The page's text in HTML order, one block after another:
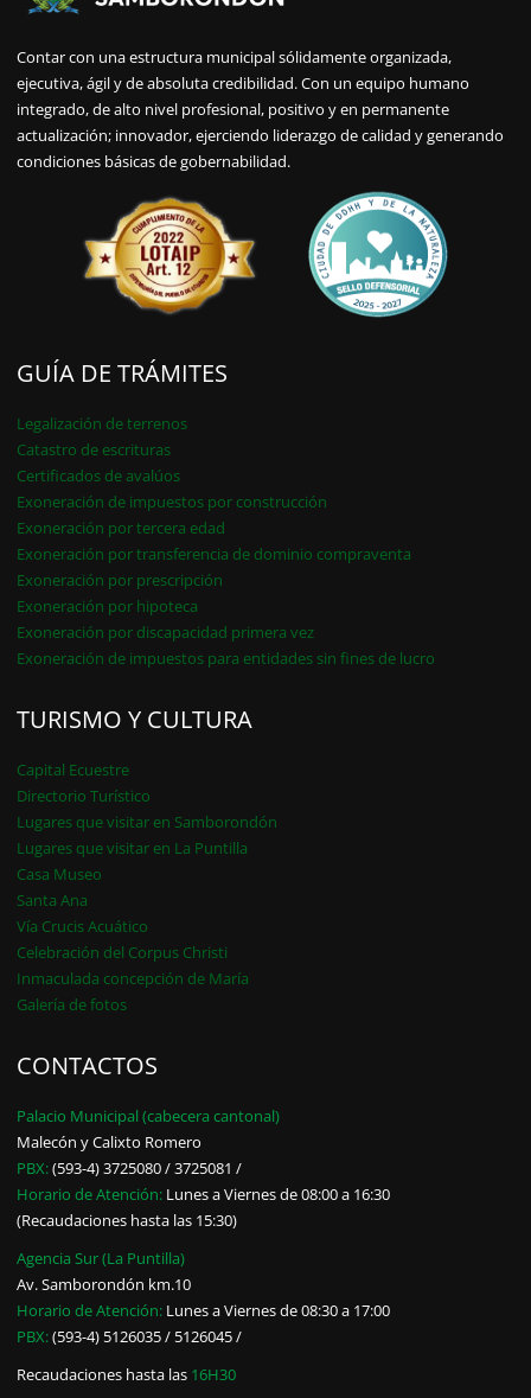
Contar con una estructura municipal sólidamente organizada,
ejecutiva, ágil y de absoluta credibilidad. Con un equipo humano
integrado, de alto nivel profesional, positivo y en permanente
actualización; innovador, ejerciendo liderazgo de calidad y generando
condiciones básicas de gobernabilidad.
GUÍA DE TRÁMITES
Legalización de terrenos
Catastro de escrituras
Certificados de avalúos
Exoneración de impuestos por construcción
Exoneración por tercera edad
Exoneración por transferencia de dominio compraventa
Exoneración por prescripción
Exoneración por hipoteca
Exoneración por discapacidad primera vez
Exoneración de impuestos para entidades sin fines de lucro
TURISMO Y CULTURA
Capital Ecuestre
Directorio Turístico
Lugares que visitar en Samborondón
Lugares que visitar en La Puntilla
Casa Museo
Santa Ana
Vía Crucis Acuático
Celebración del Corpus Christi
Inmaculada concepción de María
Galería de fotos
CONTACTOS
Palacio Municipal (cabecera cantonal)
Malecón y Calixto Romero
PBX:(593-4) 3725080 / 3725081 /
Horario de Atención: Lunes a Viernes de 08:00 a 16:30
(Recaudaciones hasta las 15:30)
Agencia Sur (La Puntilla)
Av. Samborondón km.10
Horario de Atención: Lunes a Viernes de 08:30 a 17:00
PBX:(593-4) 5126035 / 5126045 /
Recaudaciones hasta las 16H30